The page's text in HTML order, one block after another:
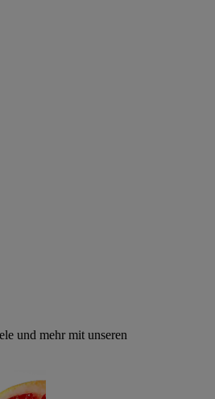
und mehr mit unseren